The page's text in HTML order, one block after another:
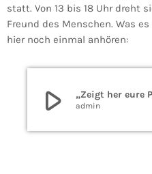
statt. Von 13 bis 18 Uhr dreht
Freund des Menschen. Was
hier noch einmal anhören:
play_arrow admin